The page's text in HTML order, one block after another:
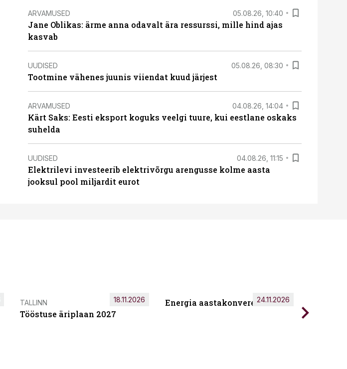
ARVAMUSED 05.08.26, 10:40
Jane Oblikas: ärme anna odavalt ära ressurssi, mille hind ajas
kasvab
UUDISED 05.08.26, 08:30
Tootmine vähenes juunis viiendat kuud järjest
ARVAMUSED 04.08.26, 14:04
Kärt Saks: Eesti eksport koguks veelgi tuure, kui eestlane oskaks
suhelda
UUDISED 04.08.26, 11:15
Elektrilevi investeerib elektrivõrgu arengusse kolme aasta
jooksul pool miljardit eurot
TALLINN
Tööstuse äriplaan 2027
18.11.2026 Energia aastakonverents 2026
24.11.2026